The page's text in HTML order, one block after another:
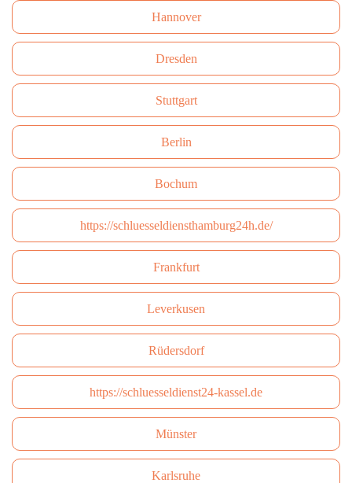
Hannover
Dresden
Stuttgart
Berlin
Bochum
https://schluesseldiensthamburg24h.de/
Frankfurt
Leverkusen
Rüdersdorf
https://schluesseldienst24-kassel.de
Münster
Karlsruhe